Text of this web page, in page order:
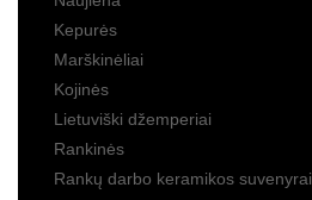
Kepurės
Marškinėliai
Kojinės
Lietuviški džemperiai
Rankinės
Rankų darbo keramikos suvenyrai